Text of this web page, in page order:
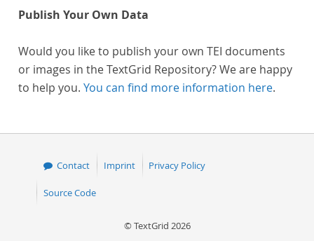
Publish Your Own Data
Would you like to publish your own TEI documents
or images in the TextGrid Repository? We are happy
to help you. You can find more information here.
Contact Imprint Privacy Policy
Source Code
© TextGrid 2026